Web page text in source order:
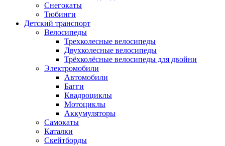
Снегокаты
Тюбинги
Детский транспорт
Велосипеды
Трехколесные велосипеды
Двухколесные велосипеды
Трёхколёсные велосипеды для двойни
Электромобили
Автомобили
Багги
Квадроциклы
Мотоциклы
Аккумуляторы
Самокаты
Каталки
Скейтборды